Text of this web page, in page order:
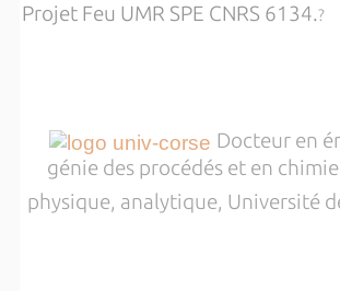
Projet Feu UMR SPE CNRS 6134.?
Docteur en
génie des procédés et en
physique, analytique, Université